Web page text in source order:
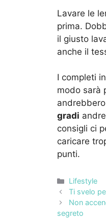
Lavare le
prima.
il giusto
anche il
I completi in
modo sarà
gradi
consigli ci
caricare
punti.
Categorie
Lifestyle
Ti svelo
Non
segreto